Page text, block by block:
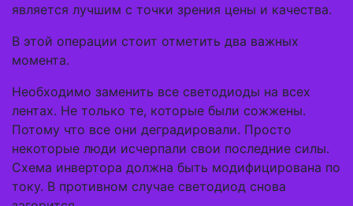
является лучшим с точки зрения цены и качества.
В этой операции стоит отметить два важных
момента.
Необходимо заменить все светодиоды на всех
лентах. Не только те, которые были сожжены.
Потому что все они деградировали. Просто
некоторые люди исчерпали свои последние силы.
Схема инвертора должна быть модифицирована по
току. В противном случае светодиод снова